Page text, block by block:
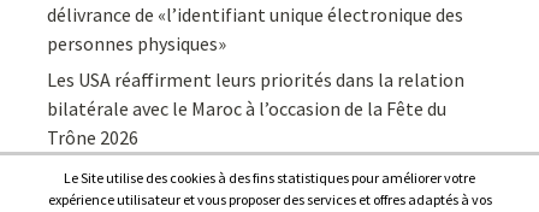
délivrance de «l’identifiant unique électronique des
personnes physiques»
Les USA réaffirment leurs priorités dans la relation
bilatérale avec le Maroc à l’occasion de la Fête du
Trône 2026
Le Site utilise des cookies à des fins statistiques pour améliorer votre
expérience utilisateur et vous proposer des services et offres adaptés à vos